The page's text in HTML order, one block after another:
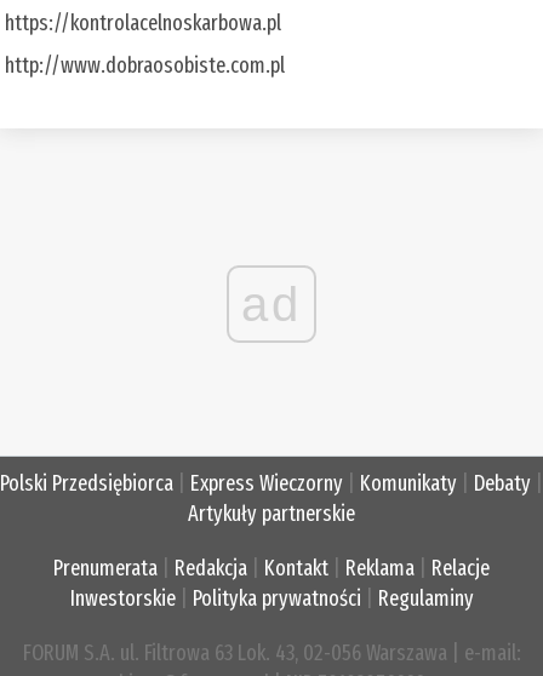
https://kontrolacelnoskarbowa.pl
http://www.dobraosobiste.com.pl
ad
Polski Przedsiębiorca Express Wieczorny Komunikaty Debaty
Artykuły partnerskie
Prenumerata Redakcja Kontakt Reklama
Relacje
Inwestorskie| Polityka prywatności Regulaminy
FORUM S.A. ul. Filtrowa 63 Lok. 43, 02-056 Warszawa | e-mail: